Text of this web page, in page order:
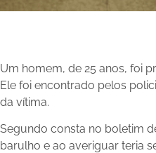
Um homem, de 25 anos, foi
Ele foi encontrado pelos
da vítima.
Segundo consta no boletim
barulho e ao averiguar teria